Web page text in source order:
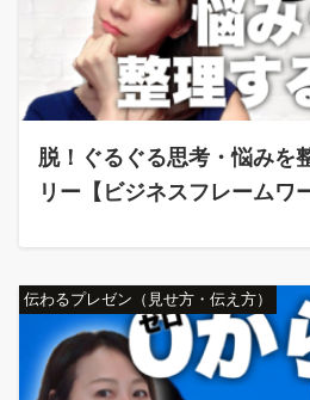
脱！ぐるぐる思考・悩みを
リー【ビジネスフレームワ
伝わるプレゼン（見せ方・伝え方）